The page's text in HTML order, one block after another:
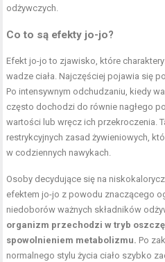
odżywczych.
Co to są efekty jo-jo?
Efekt jo-jo to zjawisko, które
wadze ciała. Najczęściej pojawia się
Po intensywnym odchudzaniu, kiedy
często dochodzi do równie nagłego
wartości lub wręcz ich przekroczenia.
restrykcyjnych zasad żywieniowych,
w codziennych nawykach.
Osoby decydujące się na
efektem jo-jo z powodu znaczącego
niedoborów ważnych składników
organizm przechodzi w tryb
spowolnieniem metabolizmu. Po
normalnego stylu życia ciało szybko